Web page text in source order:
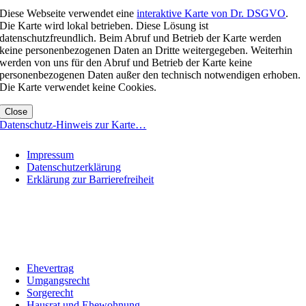
Diese Webseite verwendet eineinteraktive Karte von Dr. DSGVO.
Die Karte wird lokal betrieben. Diese Lösung ist
datenschutzfreundlich. Beim Abruf und Betrieb der Karte werden
keine personenbezogenen Daten an Dritte weitergegeben. Weiterhin
werden von uns für den Abruf und Betrieb der Karte keine
personenbezogenen Daten außer den technisch notwendigen erhoben.
Die Karte verwendet keine Cookies.
Close
Datenschutz-Hinweis zur Karte…
Impressum
Datenschutzerklärung
Erklärung zur Barrierefreiheit
Ehevertrag
Umgangsrecht
Sorgerecht